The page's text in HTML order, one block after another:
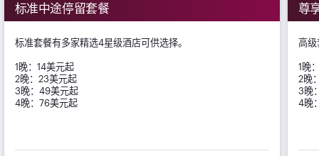
标准中途停留套餐
标准套餐有多家精选4星级酒店可供选择。
1晚：14美元起
2晚：23美元起
3晚：49美元起
4晚：76美元起
尊
高级
1晚
2晚
3晚
4晚